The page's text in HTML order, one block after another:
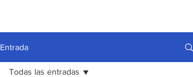
Entrada
Todas las entradas